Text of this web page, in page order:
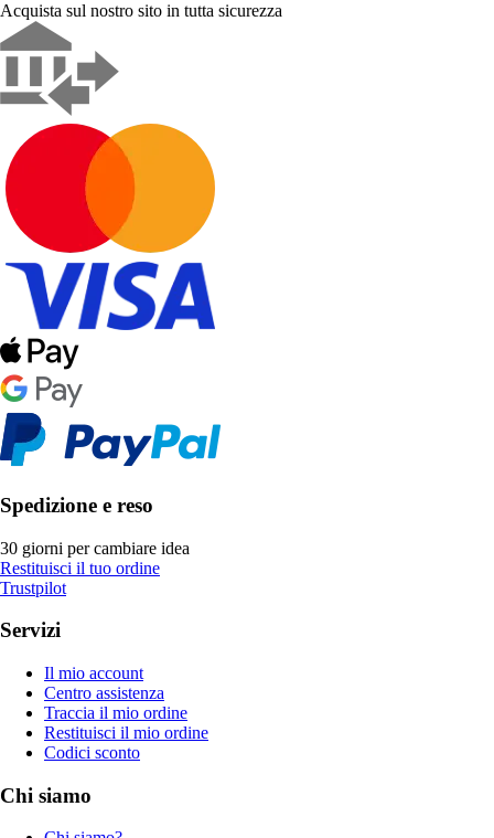
Acquista sul nostro sito in tutta sicurezza
Spedizione e reso
30 giorni per cambiare idea
Restituisci il tuo ordine
Trustpilot
Servizi
Il mio account
Centro assistenza
Traccia il mio ordine
Restituisci il mio ordine
Codici sconto
Chi siamo